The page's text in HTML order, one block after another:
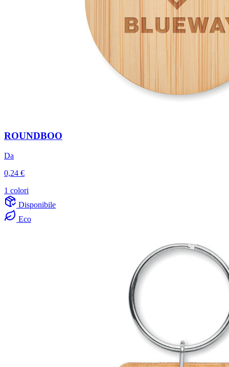
ROUNDBOO
Da
0,24 €
1 colori
Disponibile
Eco